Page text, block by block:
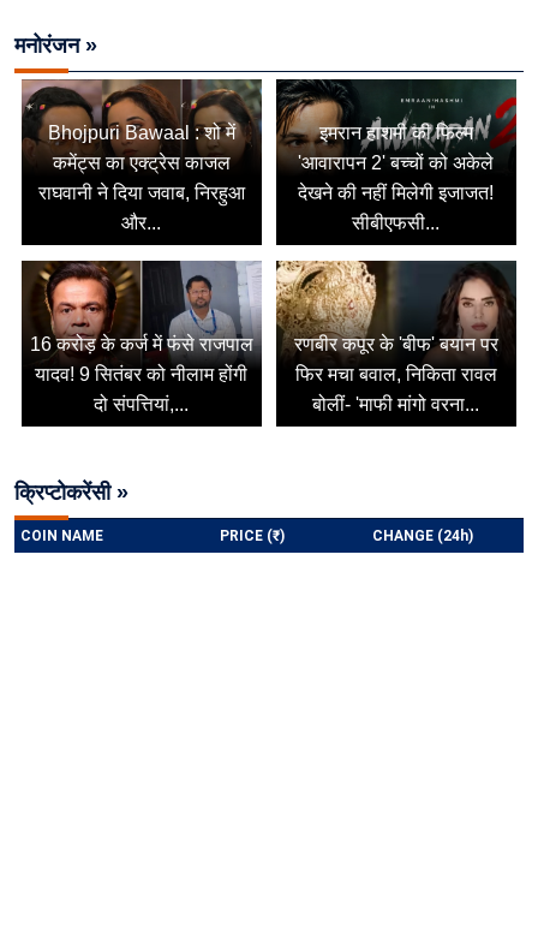
मनोरंजन »
Bhojpuri Bawaal : शो में
कमेंट्स का एक्ट्रेस काजल
राघवानी ने दिया जवाब, निरहुआ
और...
इमरान हाशमी की फिल्म
'आवारापन 2' बच्चों को अकेले
देखने की नहीं मिलेगी इजाजत!
सीबीएफसी...
16 करोड़ के कर्ज में फंसे राजपाल
यादव! 9 सितंबर को नीलाम होंगी
दो संपत्तियां,...
रणबीर कपूर के 'बीफ' बयान पर
फिर मचा बवाल, निकिता रावल
बोलीं- 'माफी मांगो वरना...
क्रिप्टोकरेंसी »